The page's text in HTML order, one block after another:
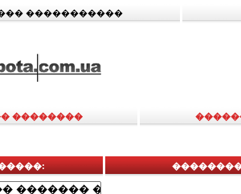
�����������
��������